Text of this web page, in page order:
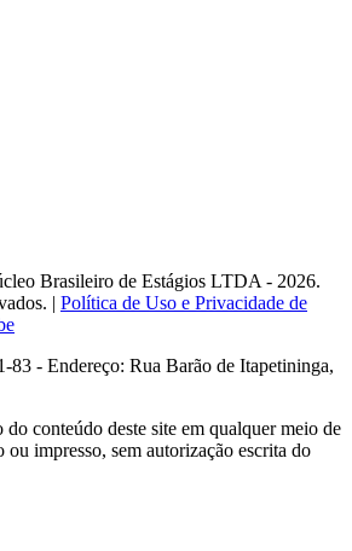
Brasileiro de Estágios LTDA - 2026.
| Política de Uso e Privacidade de
83 - Endereço: Rua Barão de Itapetininga,
conteúdo deste site em qualquer meio de
impresso, sem autorização escrita do